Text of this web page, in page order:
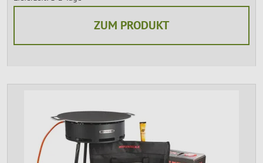
ZUM PRODUKT